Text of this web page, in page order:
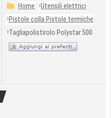
Home ›Utensili elettrici
›Pistole colla Pistole termiche
›Tagliapolistirolo Polystar 500